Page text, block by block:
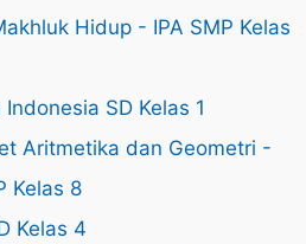
Hidup - IPA SMP Kelas
SD Kelas 1
Aritmetika dan Geometri -
Kelas 8
Kelas 4